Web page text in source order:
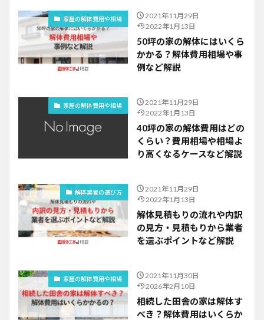
家屋の解体費用や相場
2021年11月29日
2022年1月13日
50坪の家の解体にはいくら
かかる？解体費用相場や事
例など解説
家屋の解体費用や相場
2021年11月29日
2022年1月13日
40坪の家の解体費用はどの
くらい？費用相場や相場よ
り高くなるケースなど解説
解体業者の選び方
2021年11月29日
2022年1月13日
解体見積もりの流れや内訳
の見方・見積もりから業者
を選ぶポイントなど解説
家屋の解体費用や相場
2021年11月30日
2026年2月10日
相続した田舎の家は解体す
べき？解体費用はいくらか